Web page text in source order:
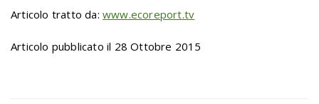
Articolo tratto da: www.ecoreport.tv
Articolo pubblicato il 28 Ottobre 2015